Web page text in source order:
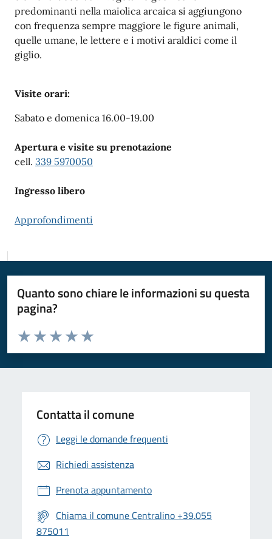
predominanti nella maiolica arcaica si aggiungono
con frequenza sempre maggiore le figure animali,
quelle umane, le lettere e i motivi araldici come il
giglio.
Visite orari:
Sabato e domenica 16.00-19.00
Apertura e visite su prenotazione
cell. 339 5970050
Ingresso libero
Approfondimenti
Quanto sono chiare le informazioni su questa
pagina?
Valuta da 1 a 5 stelle la pagina
Valuta 5 stelle su 5
Valuta 4 stelle su 5
Valuta 3 stelle su 5
Valuta 2 stelle su 5
Valuta 1 stelle su 5
Contatta il comune
Leggi le domande frequenti
Richiedi assistenza
Prenota appuntamento
Chiama il comune Centralino +39.055
875011